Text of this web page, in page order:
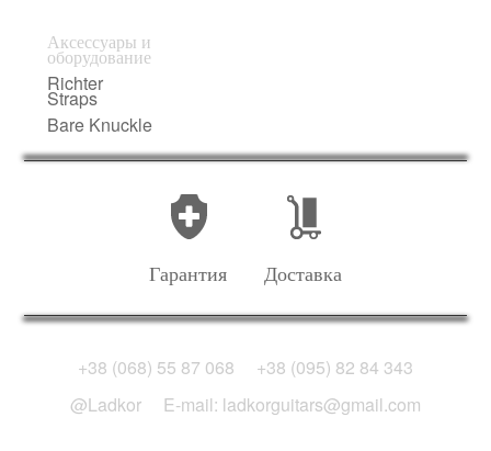
Аксессуары и
оборудование
Richter
Straps
Bare Knuckle
Гарантия Доставка
+38 (068) 55 87 068
+38 (095) 82 84 343
@Ladkor
E-mail: ladkorguitars@gmail.com